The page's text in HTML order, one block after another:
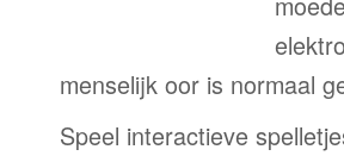
menselijk oor is normaal
Speel interactieve